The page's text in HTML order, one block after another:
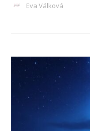
Eva Válková